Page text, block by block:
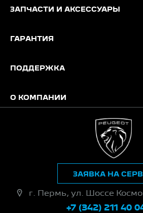
ЗАПЧАСТИ И АКСЕССУАРЫ
ГАРАНТИЯ
ПОДДЕРЖКА
О КОМПАНИИ
г. Пермь, ул. Шоссе
+7 (342) 211 40
ЗАЯВКА НА